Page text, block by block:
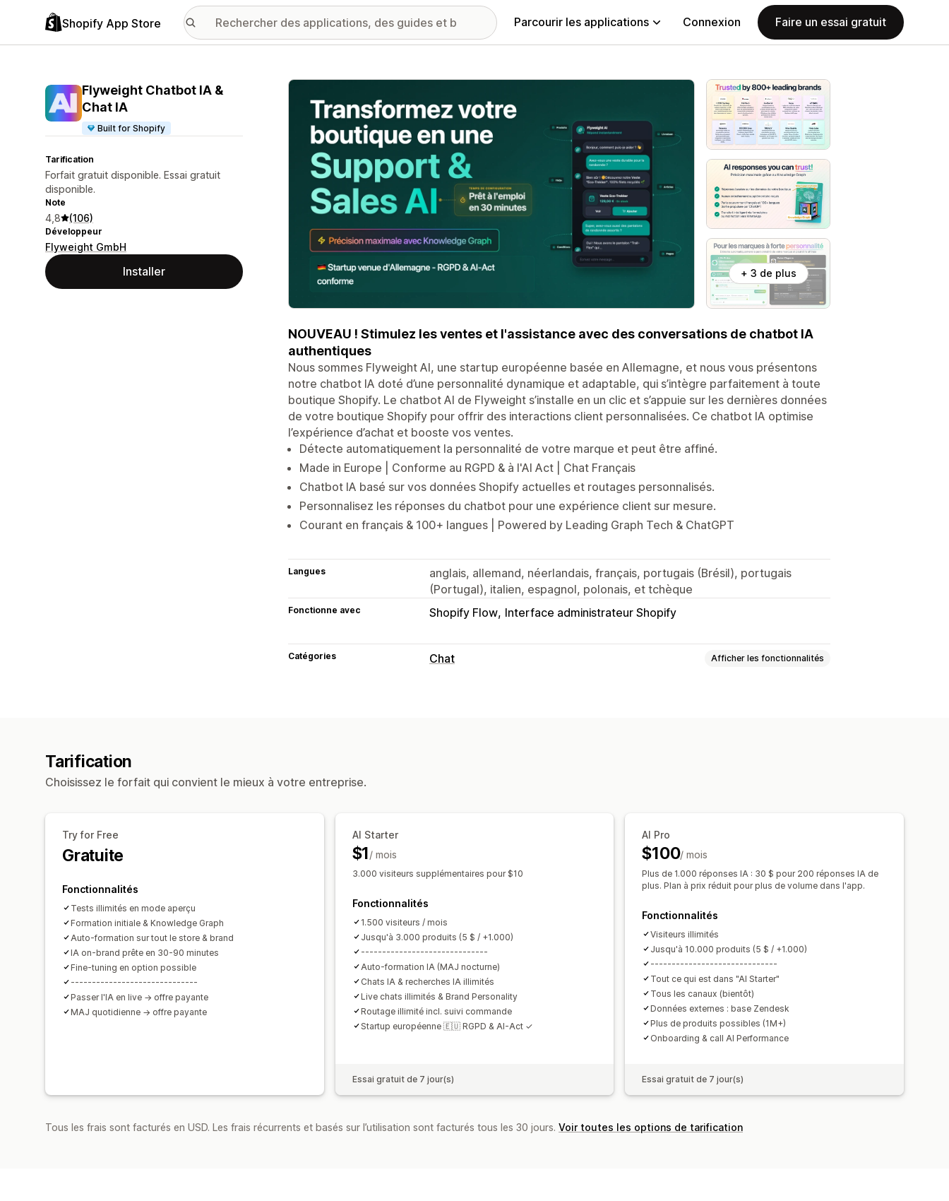
Shopify App Store Parcourir les applications Connexion Faire un essai gratuit
Flyweight Chatbot IA &
Chat IA
Built for Shopify
Tarification
Forfait gratuit disponible. Essai gratuit
disponible.
Note
4,8 (106)
Développeur
Flyweight GmbH
Installer
Galerie d’images vedette
+ 3 de plus
NOUVEAU ! Stimulez les ventes et l'assistance avec des conversations de chatbot IA
authentiques
Nous sommes Flyweight AI, une startup européenne basée en Allemagne, et nous vous présentons
notre chatbot IA doté d’une personnalité dynamique et adaptable, qui s’intègre parfaitement à toute
boutique Shopify. Le chatbot AI de Flyweight s’installe en un clic et s’appuie sur les dernières données
de votre boutique Shopify pour offrir des interactions client personnalisées. Ce chatbot IA optimise
l’expérience d’achat et booste vos ventes.
Détecte automatiquement la personnalité de votre marque et peut être affiné.
Made in Europe | Conforme au RGPD & à l'AI Act | Chat Français
Chatbot IA basé sur vos données Shopify actuelles et routages personnalisés.
Personnalisez les réponses du chatbot pour une expérience client sur mesure.
Courant en français & 100+ langues | Powered by Leading Graph Tech & ChatGPT
Langues
anglais, allemand, néerlandais, français, portugais (Brésil), portugais
(Portugal), italien, espagnol, polonais, et tchèque
Fonctionne avec Shopify Flow Interface administrateur Shopify
Catégories Chat Afficher les fonctionnalités
Fenêtre de chat
Flux de chat
Tarification
Choisissez le forfait qui convient le mieux à votre entreprise.
Try for Free
Gratuite
Fonctionnalités
Tests illimités en mode aperçu
Formation initiale & Knowledge Graph
Auto-formation sur tout le store & brand
IA on-brand prête en 30-90 minutes
Fine-tuning en option possible
------------------------------
Passer l'IA en live → offre payante
MAJ quotidienne → offre payante
AI Starter
$1/ mois
3.000 visiteurs supplémentaires pour $10
Fonctionnalités
1.500 visiteurs / mois
Jusqu'à 3.000 produits (5 $ / +1.000)
------------------------------
Auto-formation IA (MAJ nocturne)
Chats IA & recherches IA illimités
Live chats illimités & Brand Personality
Routage illimité incl. suivi commande
Startup européenne 🇪🇺 RGPD & AI-Act ✓
Essai gratuit de 7 jour(s)
AI Pro
$100/ mois
Plus de 1.000 réponses IA : 30 $ pour 200 réponses IA de
plus. Plan à prix réduit pour plus de volume dans l'app.
Fonctionnalités
Visiteurs illimités
Jusqu'à 10.000 produits (5 $ / +1.000)
------------------------------
Tout ce qui est dans "AI Starter"
Tous les canaux (bientôt)
Données externes : base Zendesk
Plus de produits possibles (1M+)
Onboarding & call AI Performance
Essai gratuit de 7 jour(s)
Tous les frais sont facturés en USD. Les frais récurrents et basés sur l’utilisation sont facturés tous les 30 jours. Voir toutes les options de tarification